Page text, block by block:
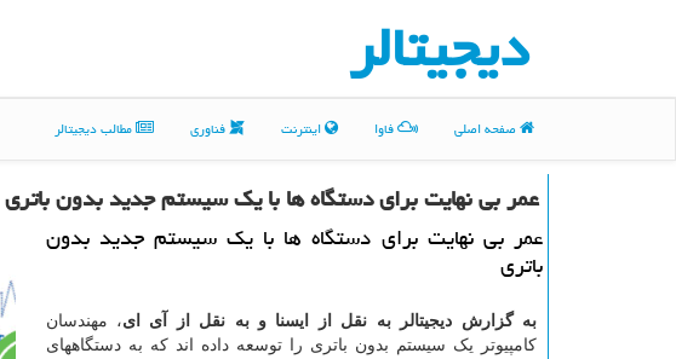
دیجیتالر
صفحه اصلی فاوا اینترنت فناوری مطالب دیجیتالر
عمر بی نهایت برای دستگاه ها با یک سیستم جدید بدون باتری
عمر بی نهایت برای دستگاه ها با یک سیستم جدید بدون
باتری
به گزارش دیجیتالر به نقل از ایسنا و به نقل از آی ای، مهندسان
کامپیوتر یک سیستم بدون باتری را توسعه داده اند که به دستگاههای